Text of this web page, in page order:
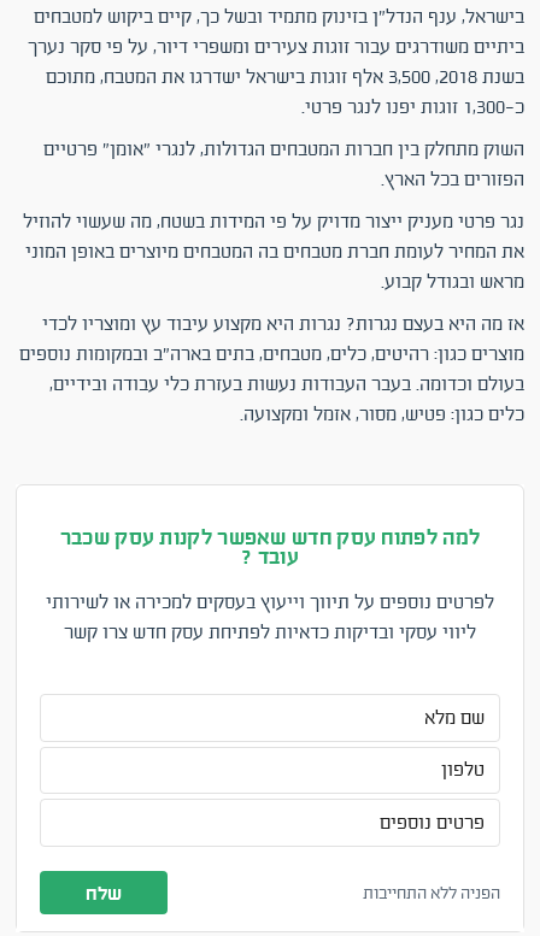
בישראל, ענף הנדל"ן בזינוק מתמיד ובשל כך, קיים ביקוש למטבחים
ביתיים משודרגים עבור זוגות צעירים ומשפרי דיור, על פי סקר נערך
בשנת 2018, 3,500 אלף זוגות בישראל ישדרגו את המטבח, מתוכם
כ-1,300 זוגות יפנו לנגר פרטי.
השוק מתחלק בין חברות המטבחים הגדולות, לנגרי "אומן" פרטיים
הפזורים בכל הארץ.
נגר פרטי מעניק ייצור מדויק על פי המידות בשטח, מה שעשוי להוזיל
את המחיר לעומת חברת מטבחים בה המטבחים מיוצרים באופן המוני
מראש ובגודל קבוע.
אז מה היא בעצם נגרות? נגרות היא מקצוע עיבוד עץ ומוצריו לכדי
מוצרים כגון: רהיטים, כלים, מטבחים, בתים בארה"ב ובמקומות נוספים
בעולם וכדומה. בעבר העבודות נעשות בעזרת כלי עבודה ובידיים,
כלים כגון: פטיש, מסור, אזמל ומקצועה.
למה לפתוח עסק חדש שאפשר לקנות עסק שכבר
עובד ?
לפרטים נוספים על תיווך וייעוץ בעסקים למכירה או לשירותי
ליווי עסקי ובדיקות כדאיות לפתיחת עסק חדש צרו קשר
הפניה ללא התחייבות שלח